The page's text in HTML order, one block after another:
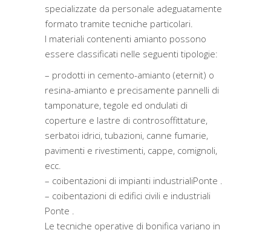
specializzate da personale adeguatamente
formato tramite tecniche particolari.
I materiali contenenti amianto possono
essere classificati nelle seguenti tipologie:
– prodotti in cemento-amianto (eternit) o
resina-amianto e precisamente pannelli di
tamponature, tegole ed ondulati di
coperture e lastre di controsoffittature,
serbatoi idrici, tubazioni, canne fumarie,
pavimenti e rivestimenti, cappe, comignoli,
ecc.
– coibentazioni di impianti industrialiPonte .
– coibentazioni di edifici civili e industriali
Ponte .
Le tecniche operative di bonifica variano in